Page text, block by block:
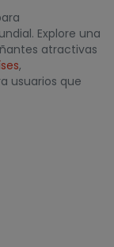
Explore una
atractivas
,
usuarios que